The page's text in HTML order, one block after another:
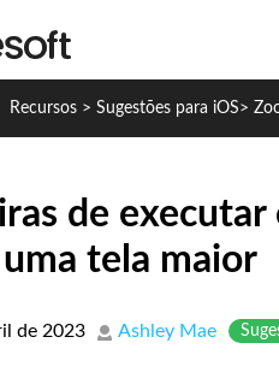
Recursos > Sugestões para iOS>
de
uma tela maior
de 2023 Ashley Mae